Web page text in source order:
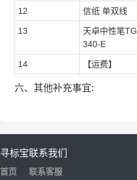
12 信纸 单双线
13
天卓中性笔TG
340-E
14 【运费】
六、其他补充事宜:
寻标宝
首页
联系我们
联系客服